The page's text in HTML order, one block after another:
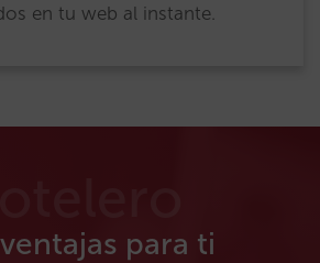
en tu web al instante.
para ti